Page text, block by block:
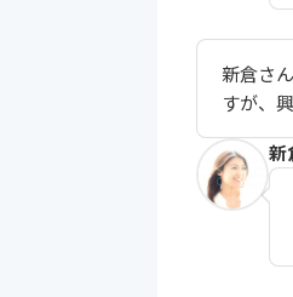
新倉さ
すが、
新